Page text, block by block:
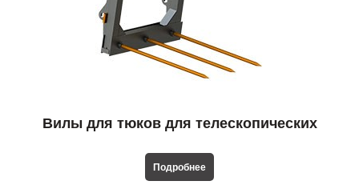
Вилы для тюков для телескопических
Подробнее